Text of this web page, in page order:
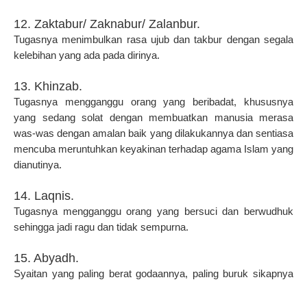
12. Zaktabur/ Zaknabur/ Zalanbur.
Tugasnya menimbulkan rasa ujub dan takbur dengan segala
kelebihan yang ada pada dirinya.
13. Khinzab.
Tugasnya mengganggu orang yang beribadat, khususnya
yang sedang solat dengan membuatkan manusia merasa
was-was dengan amalan baik yang dilakukannya dan sentiasa
mencuba meruntuhkan keyakinan terhadap agama Islam yang
dianutinya.
14. Laqnis.
Tugasnya mengganggu orang yang bersuci dan berwudhuk
sehingga jadi ragu dan tidak sempurna.
15. Abyadh.
Syaitan yang paling berat godaannya, paling buruk sikapnya